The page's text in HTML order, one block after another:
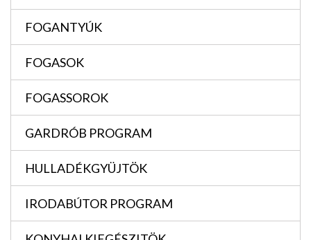
FOGANTYÚK
FOGASOK
FOGASSOROK
GARDRÓB PROGRAM
HULLADÉKGYÜJTÖK
IRODABÚTOR PROGRAM